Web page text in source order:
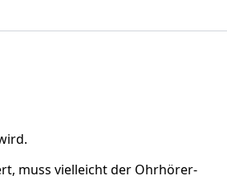
muss vielleicht der Ohrhörer-